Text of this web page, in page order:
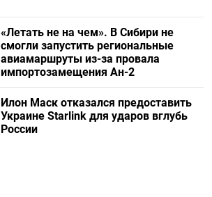
«Летать не на чем». В Сибири не
смогли запустить региональные
авиамаршруты из-за провала
импортозамещения Ан-2
Илон Маск отказался предоставить
Украине Starlink для ударов вглубь
России